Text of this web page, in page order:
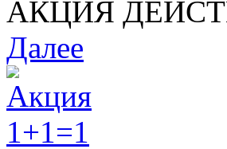
АКЦИЯ
Далее